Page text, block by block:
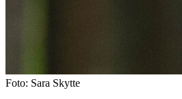
Foto: Sara Skytte